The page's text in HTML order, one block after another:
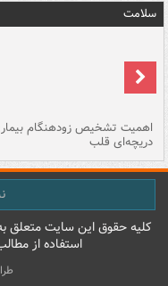
سلامت
اهمیت تشخیص زودهنگام
دریچه‌ای قلب
کليه حقوق اين سايت متعلق
استفاده از